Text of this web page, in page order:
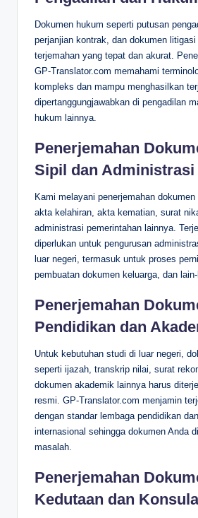
Dokumen hukum seperti putusan
perjanjian kontrak, dan dokumen
terjemahan yang tepat dan akurat.
GP-Translator.com memahami
kompleks dan mampu menghasilkan
dipertanggungjawabkan di pengadilan
hukum lainnya.
Penerjemahan
Sipil dan Administrasi
Kami melayani penerjemahan
akta kelahiran, akta kematian, surat
administrasi pemerintahan lainnya.
diperlukan untuk pengurusan
luar negeri, termasuk untuk proses
pembuatan dokumen keluarga, dan lain-
Penerjemahan
Pendidikan dan
Untuk kebutuhan studi di luar negeri,
seperti ijazah, transkrip nilai, surat
dokumen akademik lainnya harus
resmi. GP-Translator.com menjamin
dengan standar lembaga pendidikan
internasional sehingga dokumen Anda
masalah.
Penerjemahan
Kedutaan dan